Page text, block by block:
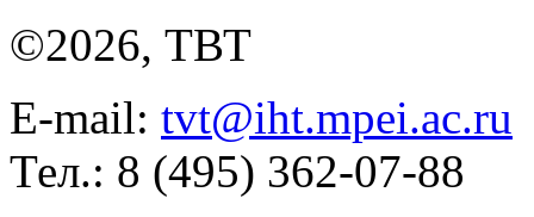
©2026, ТВТ
E-mail: tvt@iht.mpei.ac.ru
Тел.: 8 (495) 362-07-88